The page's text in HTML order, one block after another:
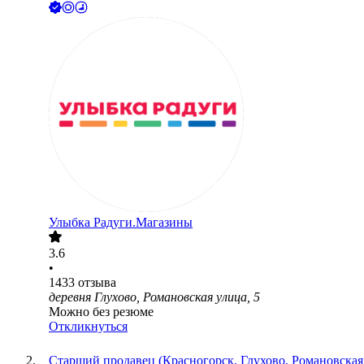
Улыбка Радуги.Магазины
3.6
•
1433 отзыва
деревня Глухово, Романовская улица, 5
Можно без резюме
Откликнуться
Старший продавец (Красногорск, Глухово,